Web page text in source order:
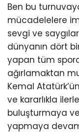
Ben bu
mücadelelere
sevgi ve
dünyanın dört
yapan tüm
ağırlamaktan
Kemal
ve kararlıkla
buluşturmaya ve
yapmaya